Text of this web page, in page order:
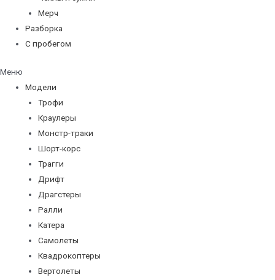
Мерч
Разборка
С пробегом
Меню
Модели
Трофи
Краулеры
Монстр-траки
Шорт-корс
Трагги
Дрифт
Драгстеры
Ралли
Катера
Самолеты
Квадрокоптеры
Вертолеты